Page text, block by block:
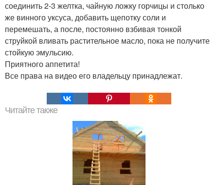
соединить 2-3 желтка, чайную ложку горчицы и столько
же винного уксуса, добавить щепотку соли и
перемешать, а после, постоянно взбивая тонкой
струйкой вливать растительное масло, пока не получите
стойкую эмульсию.
Приятного аппетита!
Все права на видео его владельцу принадлежат.
Читайте также